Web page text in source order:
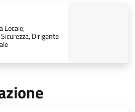
Locale,
Dirigente